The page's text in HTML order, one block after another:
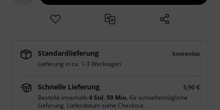
Standardlieferung
kostenlos
Lieferung in ca. 1-3 Werktagen
Schnelle Lieferung
5,90 €
Bestelle innerhalb4 Std. 59 Min.für schnellstmögliche
Lieferung. Lieferdatum siehe Checkout.